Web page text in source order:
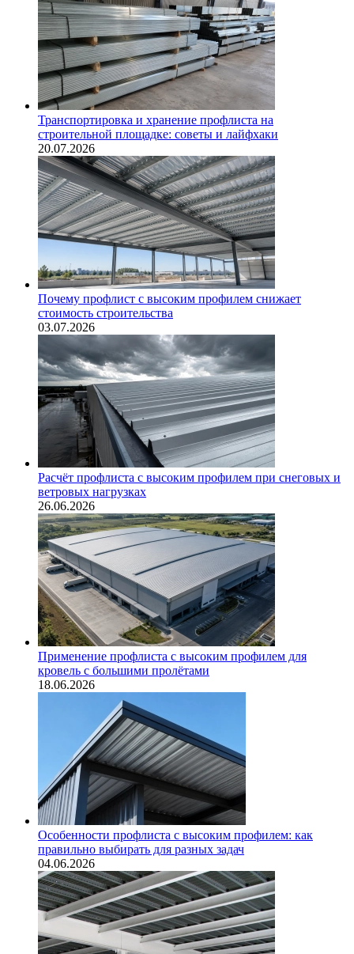
Транспортировка и хранение профлиста на
строительной площадке: советы и лайфхаки
20.07.2026
Почему профлист с высоким профилем снижает
стоимость строительства
03.07.2026
Расчёт профлиста с высоким профилем при снеговых и
ветровых нагрузках
26.06.2026
Применение профлиста с высоким профилем для
кровель с большими пролётами
18.06.2026
Особенности профлиста с высоким профилем: как
правильно выбирать для разных задач
04.06.2026